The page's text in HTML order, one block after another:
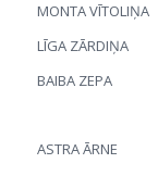
MONTA VĪTOLIŅA
LĪGA ZĀRDIŅA
BAIBA ZEPA
ASTRA ĀRNE